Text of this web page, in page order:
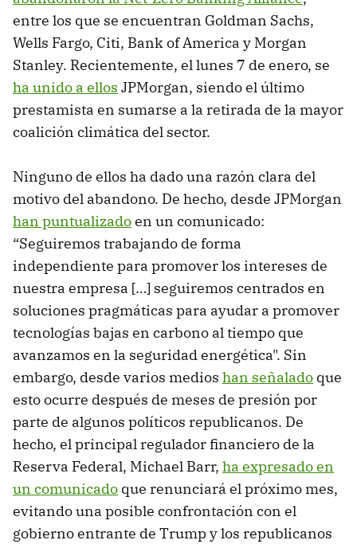
entre los que se encuentran Goldman Sachs,
Wells Fargo, Citi, Bank of America y Morgan
Stanley. Recientemente, el lunes 7 de enero, se
ha unido a ellos JPMorgan, siendo el último
prestamista en sumarse a la retirada de la mayor
coalición climática del sector.
Ninguno de ellos ha dado una razón clara del
motivo del abandono. De hecho, desde JPMorgan
han puntualizadoen un comunicado:
“Seguiremos trabajando de forma
independiente para promover los intereses de
nuestra empresa […] seguiremos centrados en
soluciones pragmáticas para ayudar a promover
tecnologías bajas en carbono al tiempo que
avanzamos en la seguridad energética". Sin
embargo, desde varios medios han señalado que
esto ocurre después de meses de presión por
parte de algunos políticos republicanos. De
hecho, el principal regulador financiero de la
Reserva Federal, Michael Barr, ha expresado en
un comunicado que renunciará el próximo mes,
evitando una posible confrontación con el
gobierno entrante de Trump y los republicanos